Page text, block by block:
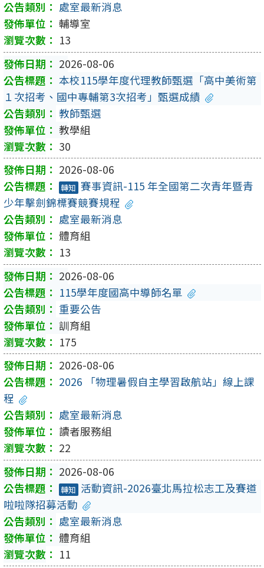
處室最新消息
輔導室
13
2026-08-06
本校115學年度代理教師甄選「高中美術第
１次招考、國中專輔第3次招考」甄選成績
教師甄選
教學組
30
2026-08-06
轉知 賽事資訊-115 年全國第二次青年暨青
少年擊劍錦標賽競賽規程
處室最新消息
體育組
13
2026-08-06
115學年度國高中導師名單
重要公告
訓育組
175
2026-08-06
2026 「物理暑假自主學習啟航站」線上課
程
處室最新消息
讀者服務組
22
2026-08-06
轉知 活動資訊-2026臺北馬拉松志工及賽道
啦啦隊招募活動
處室最新消息
體育組
11